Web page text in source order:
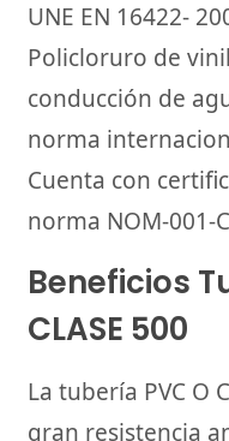
UNE EN 16422-
Policloruro de
conducción de
norma
Cuenta con
norma NOM-001-
Beneficios
CLASE 500
La tubería PVC O
gran resistencia